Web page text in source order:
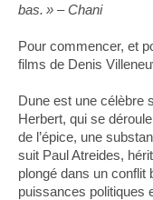
bas. » – Chani
Pour commencer, et
films de Denis
Dune est une célèbre
Herbert, qui se
de l’épice, une
suit Paul Atreides,
plongé dans un conflit
puissances politiques